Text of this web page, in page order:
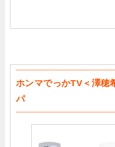
ホンマでっかTV＜澤穂
パ